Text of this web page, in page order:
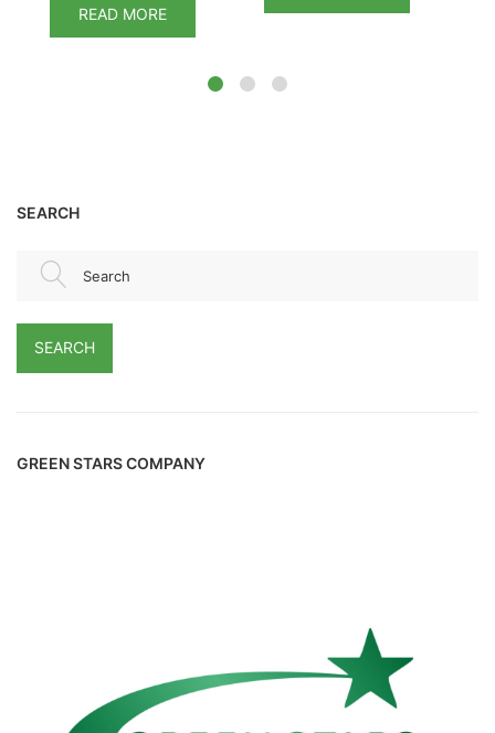
READ MORE
SEARCH
Search
SEARCH
GREEN STARS COMPANY